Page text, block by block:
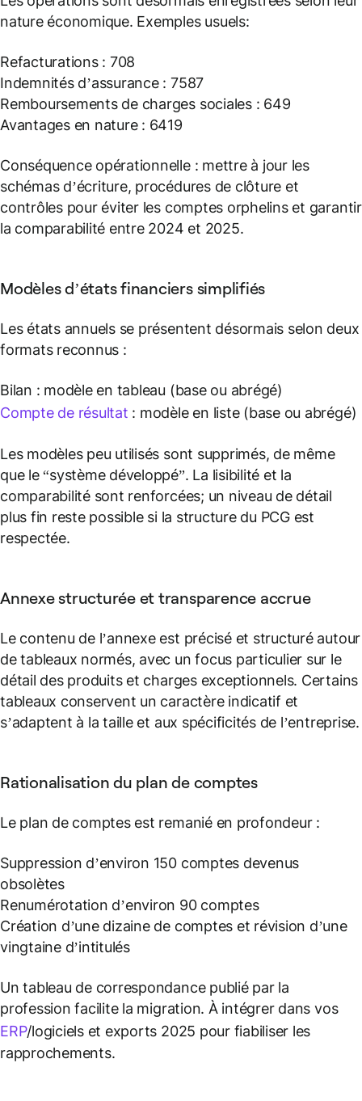
nature économique. Exemples usuels:
Refacturations : 708
Indemnités d’assurance : 7587
Remboursements de charges sociales : 649
Avantages en nature : 6419
Conséquence opérationnelle : mettre à jour les
schémas d’écriture, procédures de clôture et
contrôles pour éviter les comptes orphelins et garantir
la comparabilité entre 2024 et 2025.
Modèles d’états financiers simplifiés
Les états annuels se présentent désormais selon deux
formats reconnus :
Bilan : modèle en tableau (base ou abrégé)
Compte de résultat : modèle en liste (base ou abrégé)
Les modèles peu utilisés sont supprimés, de même
que le “système développé”. La lisibilité et la
comparabilité sont renforcées; un niveau de détail
plus fin reste possible si la structure du PCG est
respectée.
Annexe structurée et transparence accrue
Le contenu de l’annexe est précisé et structuré autour
de tableaux normés, avec un focus particulier sur le
détail des produits et charges exceptionnels. Certains
tableaux conservent un caractère indicatif et
s’adaptent à la taille et aux spécificités de l’entreprise.
Rationalisation du plan de comptes
Le plan de comptes est remanié en profondeur :
Suppression d’environ 150 comptes devenus
obsolètes
Renumérotation d’environ 90 comptes
Création d’une dizaine de comptes et révision d’une
vingtaine d’intitulés
Un tableau de correspondance publié par la
profession facilite la migration. À intégrer dans vos
ERP/logiciels et exports 2025 pour fiabiliser les
rapprochements.